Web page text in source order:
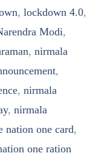
, lockdown 4.0,
Modi,
, nirmala
,
, nirmala
, nirmala
nation one card,
one ration